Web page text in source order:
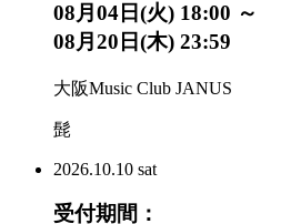
08月04日(火) 18:00 ～
08月20日(木) 23:59
大阪Music Club JANUS
髭
2026.10.10 sat
受付期間：